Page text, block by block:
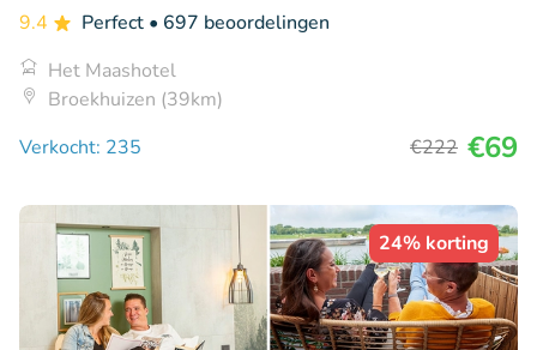
9.4 Perfect • 697 beoordelingen
Het Maashotel
Broekhuizen (39km)
Verkocht: 235
€222 €69
24% korting